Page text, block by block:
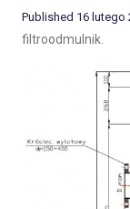
Published 16 lutego
filtroodmulnik.